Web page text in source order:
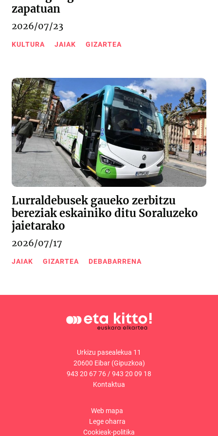
zapatuan
2026/07/23
KULTURA JAIAK GIZARTEA
Lurraldebusek gaueko zerbitzu
bereziak eskainiko ditu Soraluzeko
jaietarako
2026/07/17
JAIAK GIZARTEA DEBABARRENA
Urkizu pasealekua 11
20600 Eibar (Gipuzkoa)
943 20 67 76 /943 20 09 18
Kontaktua
Web mapa
Lege oharra
Cookieak-politika